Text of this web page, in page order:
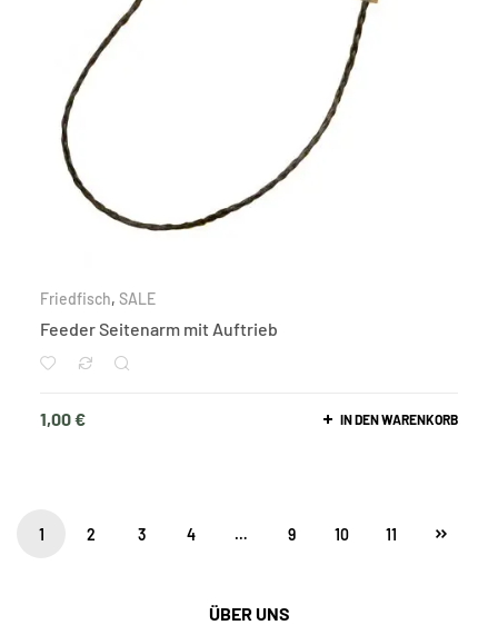
Friedfisch, SALE
Feeder Seitenarm mit Auftrieb
1,00€ IN DEN WARENKORB
1 2 3 4 … 9 10 11
ÜBER UNS